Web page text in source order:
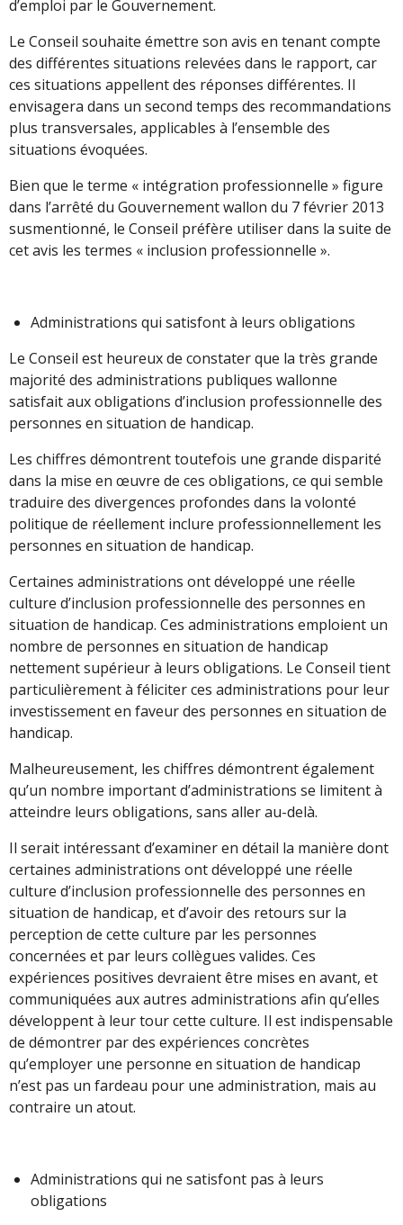
d’emploi par le Gouvernement.
Le Conseil souhaite émettre son avis en tenant compte
des différentes situations relevées dans le rapport, car
ces situations appellent des réponses différentes. Il
envisagera dans un second temps des recommandations
plus transversales, applicables à l’ensemble des
situations évoquées.
Bien que le terme « intégration professionnelle » figure
dans l’arrêté du Gouvernement wallon du 7 février 2013
susmentionné, le Conseil préfère utiliser dans la suite de
cet avis les termes « inclusion professionnelle ».
Administrations qui satisfont à leurs obligations
Le Conseil est heureux de constater que la très grande
majorité des administrations publiques wallonne
satisfait aux obligations d’inclusion professionnelle des
personnes en situation de handicap.
Les chiffres démontrent toutefois une grande disparité
dans la mise en œuvre de ces obligations, ce qui semble
traduire des divergences profondes dans la volonté
politique de réellement inclure professionnellement les
personnes en situation de handicap.
Certaines administrations ont développé une réelle
culture d’inclusion professionnelle des personnes en
situation de handicap. Ces administrations emploient un
nombre de personnes en situation de handicap
nettement supérieur à leurs obligations. Le Conseil tient
particulièrement à féliciter ces administrations pour leur
investissement en faveur des personnes en situation de
handicap.
Malheureusement, les chiffres démontrent également
qu’un nombre important d’administrations se limitent à
atteindre leurs obligations, sans aller au-delà.
Il serait intéressant d’examiner en détail la manière dont
certaines administrations ont développé une réelle
culture d’inclusion professionnelle des personnes en
situation de handicap, et d’avoir des retours sur la
perception de cette culture par les personnes
concernées et par leurs collègues valides. Ces
expériences positives devraient être mises en avant, et
communiquées aux autres administrations afin qu’elles
développent à leur tour cette culture. Il est indispensable
de démontrer par des expériences concrètes
qu’employer une personne en situation de handicap
n’est pas un fardeau pour une administration, mais au
contraire un atout.
Administrations qui ne satisfont pas à leurs
obligations